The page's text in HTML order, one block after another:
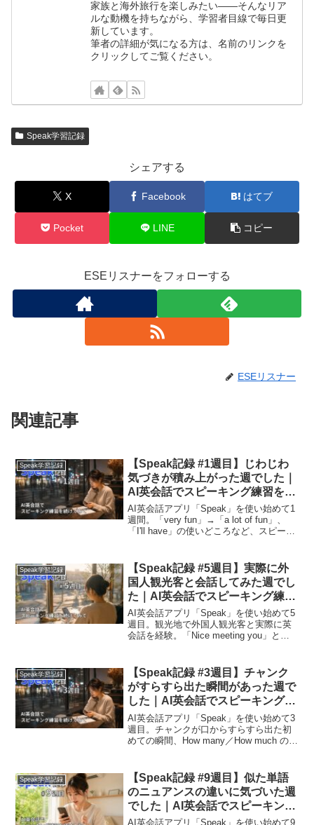
家族と海外旅行を楽しみたい——そんなリア
ルな動機を持ちながら、学習者目線で毎日更
新しています。
筆者の詳細が気になる方は、名前のリンクを
クリックしてご覧ください。
Speak学習記録
シェアする
X Facebook はてブ
Pocket LINE コピー
ESEリスナーをフォローする
ESEリスナー
関連記事
Speak学習記録
【Speak記録 #1週目】じわじわ
気づきが積み上がった週でした｜
AI英会話でスピーキング練習を続
けてみて
AI英会話アプリ「Speak」を使い始めて1
週間。「very fun」→「a lot of fun」、
「I'll have」の使いどころなど、スピーキ
トプット練習記録です。
Speak学習記録
【Speak記録 #5週目】実際に外
国人観光客と会話してみた週でし
た｜AI英会話でスピーキング練習
を続けてみて
AI英会話アプリ「Speak」を使い始めて5
週目。観光地で外国人観光客と実際に英
会話を経験。「Nice meeting you」と
recommend?」など。アプリと現実の会
話の差を実感した記録。
Speak学習記録
【Speak記録 #3週目】チャンク
がすらすら出た瞬間があった週で
した｜AI英会話でスピーキング練
習を続けてみて
AI英会話アプリ「Speak」を使い始めて3
週目。チャンクが口からすらすら出た初
めての瞬間、How many／How much の使
の違いを実感した学習記録。
Speak学習記録
【Speak記録 #9週目】似た単語
のニュアンスの違いに気づいた週
でした｜AI英会話でスピーキング
練習を続けてみて
AI英会話アプリ「Speak」を使い始めて9